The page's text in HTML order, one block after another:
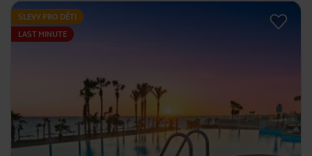
SLEVY PRO DĚTI
LAST MINUTE